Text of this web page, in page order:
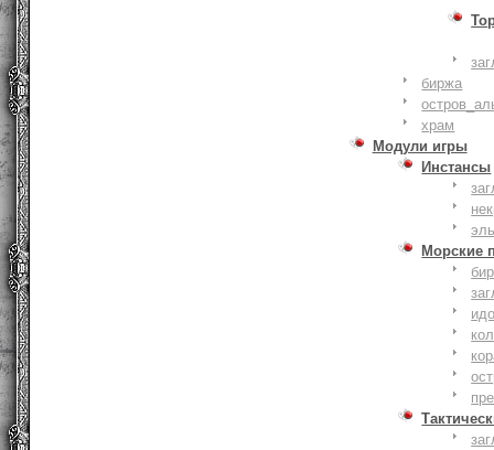
биржа
храм
Модули игры
Инстансы
Морские